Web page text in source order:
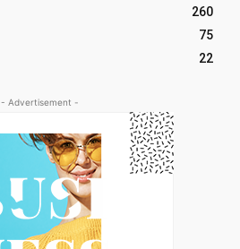
260
75
22
- Advertisement -